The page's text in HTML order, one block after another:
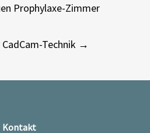
Prophylaxe-Zimmer
Technik →
Kontakt